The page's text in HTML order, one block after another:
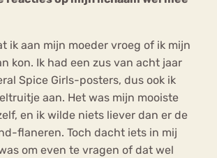
ik aan mijn moeder vroeg of ik mijn
kon. Ik had een zus van acht jaar
Spice Girls-posters, dus ook ik
aan. Het was mijn mooiste
en ik wilde niets liever dan er de
flaneren. Toch dacht iets in mij
om even te vragen of dat wel